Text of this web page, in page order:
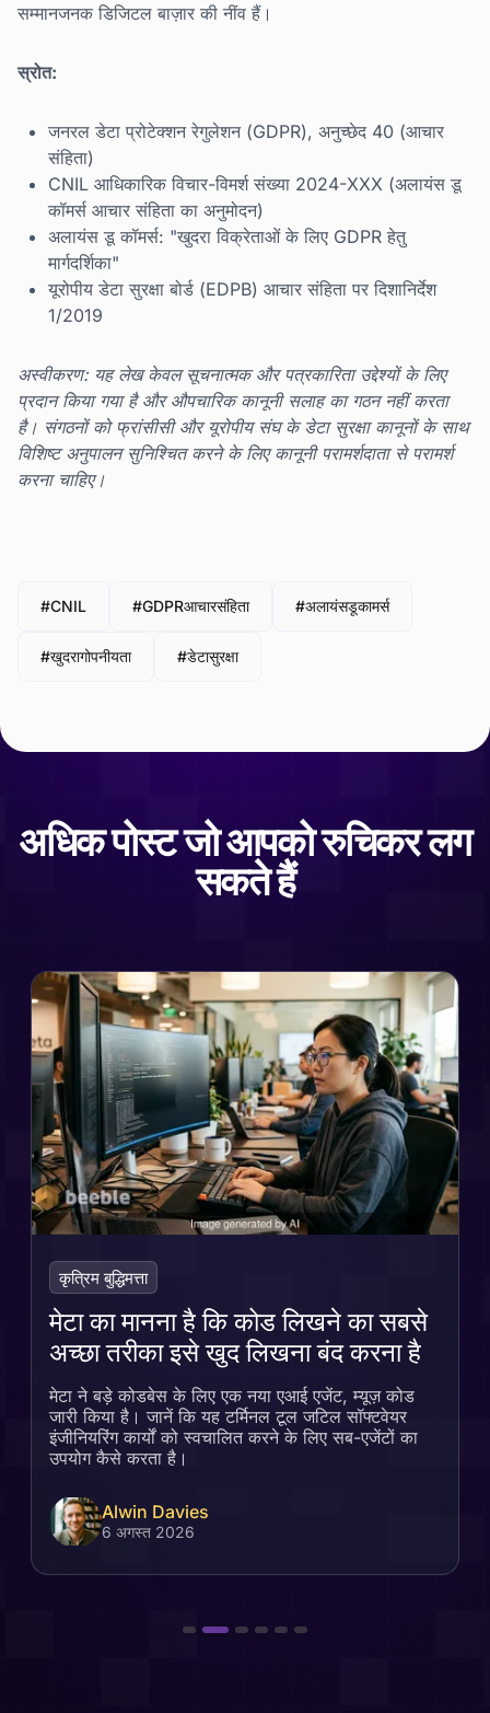
सम्मानजनक डिजिटल बाज़ार की नींव हैं।
स्रोत:
जनरल डेटा प्रोटेक्शन रेगुलेशन (GDPR), अनुच्छेद 40 (आचार
संहिता)
CNIL आधिकारिक विचार-विमर्श संख्या 2024-XXX (अलायंस डू
कॉमर्स आचार संहिता का अनुमोदन)
अलायंस डू कॉमर्स: "खुदरा विक्रेताओं के लिए GDPR हेतु
मार्गदर्शिका"
यूरोपीय डेटा सुरक्षा बोर्ड (EDPB) आचार संहिता पर दिशानिर्देश
1/2019
अस्वीकरण: यह लेख केवल सूचनात्मक और पत्रकारिता उद्देश्यों के लिए
प्रदान किया गया है और औपचारिक कानूनी सलाह का गठन नहीं करता
है। संगठनों को फ्रांसीसी और यूरोपीय संघ के डेटा सुरक्षा कानूनों के साथ
विशिष्ट अनुपालन सुनिश्चित करने के लिए कानूनी परामर्शदाता से परामर्श
करना चाहिए।
#CNIL #GDPRआचारसंहिता #अलायंसडूकामर्स
#खुदरागोपनीयता #डेटासुरक्षा
अधिक पोस्ट जो आपको रुचिकर लग
सकते हैं
कृत्रिम बुद्धिमत्ता
मेटा का मानना है कि कोड लिखने का सबसे
अच्छा तरीका इसे खुद लिखना बंद करना है
मेटा ने बड़े कोडबेस के लिए एक नया एआई एजेंट, म्यूज़ कोड
जारी किया है। जानें कि यह टर्मिनल टूल जटिल सॉफ्टवेयर
इंजीनियरिंग कार्यों को स्वचालित करने के लिए सब-एजेंटों का
उपयोग कैसे करता है।
Alwin Davies
6 अगस्त 2026